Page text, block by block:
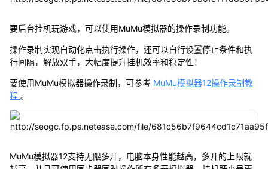
要后台挂机玩游戏，可以使用MuMu模拟器的操作录制功能。
操作录制实现自动化点击执行操作，还可以自行设置停止条件和执
行间隔，解放双手，大幅度提升挂机效率和稳定性！
要使用MuMu模拟器操作录制，可参考 MuMu模拟器12操作录制教
程 。
MuMu模拟器12支持无限多开，电脑本身性能越高，多开的上限就